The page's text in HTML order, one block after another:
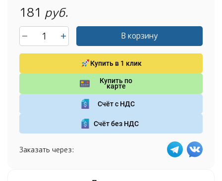
181 руб.
В корзину
Купить в 1 клик
Купить по
карте
Счёт с НДС
Счёт без НДС
Заказать через: